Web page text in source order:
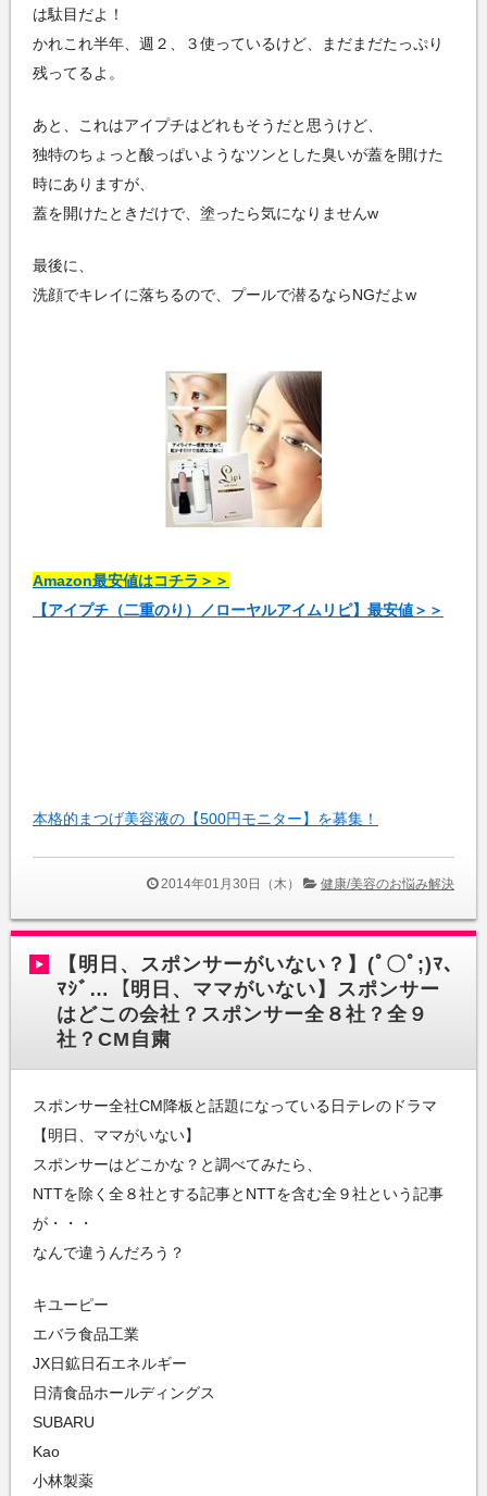
は駄目だよ！
かれこれ半年、週２、３使っているけど、まだまだたっぷり
残ってるよ。
あと、これはアイプチはどれもそうだと思うけど、
独特のちょっと酸っぱいようなツンとした臭いが蓋を開けた
時にありますが、
蓋を開けたときだけで、塗ったら気になりませんw
最後に、
洗顔でキレイに落ちるので、プールで潜るならNGだよw
Amazon最安値はコチラ＞＞
【アイプチ（二重のり）／ローヤルアイムリピ】最安値＞＞
本格的まつげ美容液の【500円モニター】を募集！
2014年01月30日（木） 健康/美容のお悩み解決
【明日、スポンサーがいない？】(ﾟ〇ﾟ;)ﾏ､
ﾏｼﾞ…【明日、ママがいない】スポンサー
はどこの会社？スポンサー全８社？全９
社？CM自粛
スポンサー全社CM降板と話題になっている日テレのドラマ
【明日、ママがいない】
スポンサーはどこかな？と調べてみたら、
NTTを除く全８社とする記事とNTTを含む全９社という記事
が・・・
なんで違うんだろう？
キユーピー
エバラ食品工業
JX日鉱日石エネルギー
日清食品ホールディングス
SUBARU
Kao
小林製薬